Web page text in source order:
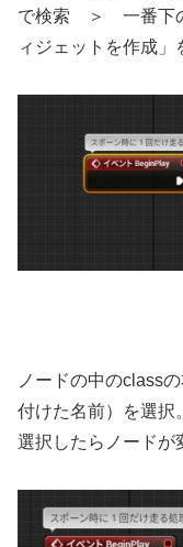
で検索 ＞ 一番下の
ィジェットを作成」
ノードの中のclass
付けた名前）を選択。
選択したらノードが